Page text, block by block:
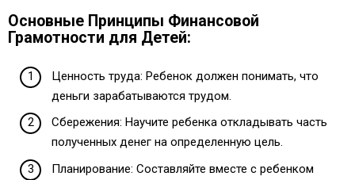
Основные Принципы Финансовой
Грамотности для Детей:
Ценность труда: Ребенок должен понимать, что
деньги зарабатываются трудом.
Сбережения: Научите ребенка откладывать часть
полученных денег на определенную цель.
Планирование: Составляйте вместе с ребенком